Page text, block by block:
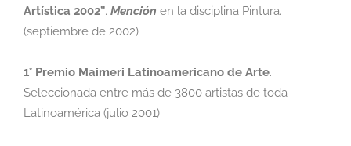
Artística 2002”. Mención en la disciplina Pintura.
(septiembre de 2002)
1° Premio Maimeri Latinoamericano de Arte.
Seleccionada entre más de 3800 artistas de toda
Latinoamérica (julio 2001)